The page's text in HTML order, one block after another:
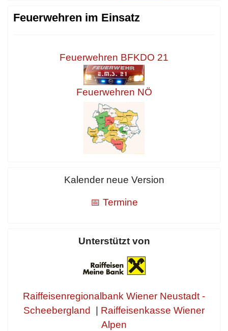
Feuerwehren im Einsatz
Feuerwehren BFKDO 21
Feuerwehren NÖ
Kalender neue Version
📅 Termine
Unterstützt von
Raiffeisenregionalbank Wiener Neustadt -
Scheebergland
Raiffeisenkasse Wiener
Alpen